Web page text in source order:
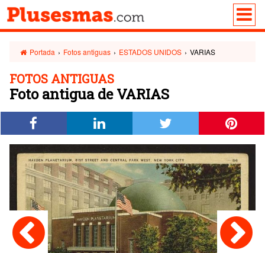
Portada › Fotos antiguas › ESTADOS UNIDOS › VARIAS
FOTOS ANTIGUAS
Foto antigua de VARIAS